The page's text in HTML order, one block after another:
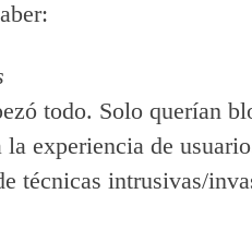
todo. Solo querían
experiencia de
técnicas intrusivas/